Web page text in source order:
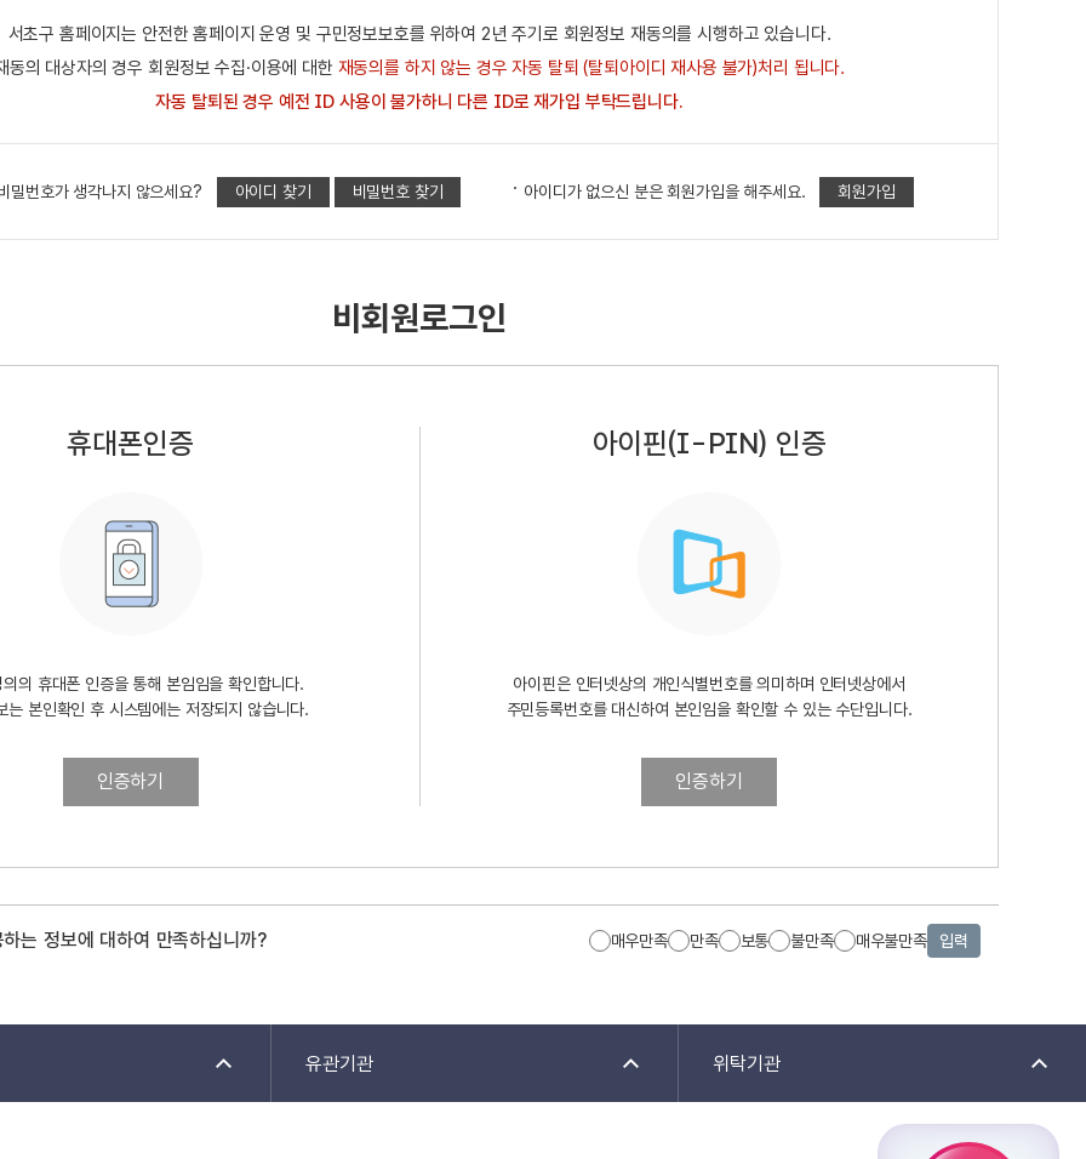
서초구 홈페이지는 안전한 홈페이지 운영 및 구민정보보호를 위하여 2년 주기로 회원정보 재동의를 시행하고 있습니다.
동의 대상자의 경우 회원정보 수집·이용에 대한 재동의를 하지 않는 경우 자동 탈퇴 (탈퇴아이디 재사용 불가)처리 됩니다.
자동 탈퇴된 경우 예전 ID 사용이 불가하니 다른 ID로 재가입 부탁드립니다.
밀번호가 생각나지 않으세요? 아이디 찾기 비밀번호 찾기 아이디가 없으신 분은 회원가입을 해주세요. 회원가입
비회원로그인
휴대폰인증
의 휴대폰 인증을 통해 본임임을 확인합니다.
는 본인확인 후 시스템에는 저장되지 않습니다.
인증하기
아이핀(I-PIN) 인증
아이핀은 인터넷상의 개인식별번호를 의미하며 인터넷상에서
주민등록번호를 대신하여 본인임을 확인할 수 있는 수단입니다.
인증하기
는 정보에 대하여 만족하십니까? 매우만족 만족 보통 불만족 매우불만족 입력
유관기관 위탁기관